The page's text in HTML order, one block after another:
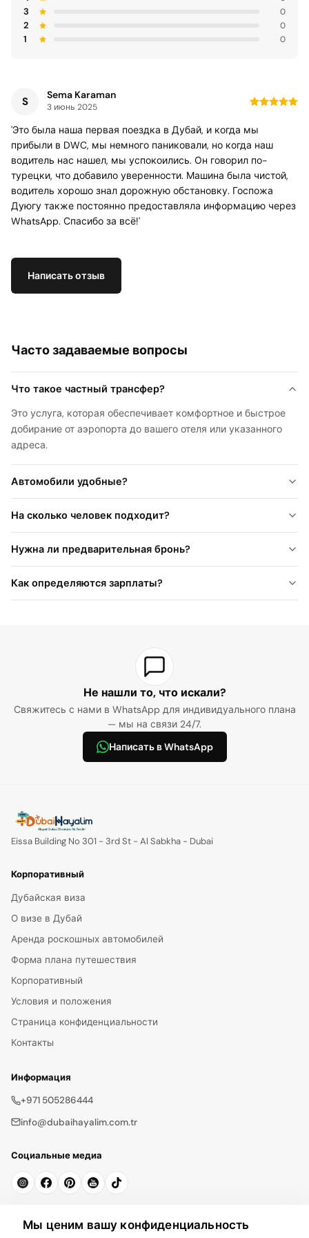
3 0
2 0
1 0
S Sema Karaman
3 июнь 2025
'Это была наша первая поездка в Дубай, и когда мы
прибыли в DWC, мы немного паниковали, но когда наш
водитель нас нашел, мы успокоились. Он говорил по-
турецки, что добавило уверенности. Машина была чистой,
водитель хорошо знал дорожную обстановку. Госпожа
Дуюгу также постоянно предоставляла информацию через
WhatsApp. Спасибо за всё!'
Написать отзыв
Часто задаваемые вопросы
Что такое частный трансфер?
Это услуга, которая обеспечивает комфортное и быстрое
добирание от аэропорта до вашего отеля или указанного
адреса.
Автомобили удобные?
На сколько человек подходит?
Нужна ли предварительная бронь?
Как определяются зарплаты?
Не нашли то, что искали?
Свяжитесь с нами в WhatsApp для индивидуального плана
— мы на связи 24/7.
Написать в WhatsApp
Eissa Building No 301 - 3rd St - Al Sabkha - Dubai
Корпоративный
Дубайская виза
О визе в Дубай
Аренда роскошных автомобилей
Форма плана путешествия
Корпоративный
Условия и положения
Страница конфиденциальности
Контакты
Информация
+971 505286444
info@dubaihayalim.com.tr
Социальные медиа
Мы ценим вашу конфиденциальность